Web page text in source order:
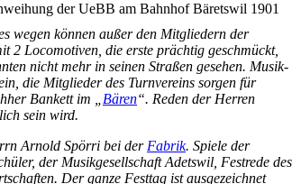
der UeBB am Bahnhof Bäretswil 1901
wegen können außer den Mitgliedern der
2 Locomotiven, die erste prächtig geschmückt,
nicht mehr in seinen Straßen gesehen. Musik-
die Mitglieder des Turnvereins sorgen für
Bankett im „Bären“. Reden der Herren
sein wird.
Arnold Spörri bei derFabrik. Spiele der
der Musikgesellschaft Adetswil, Festrede des
Der ganze Festtag ist ausgezeichnet